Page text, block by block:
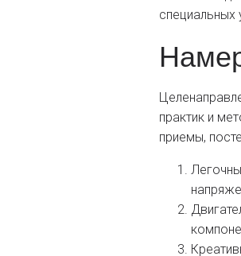
специальных
практик и
приемы,